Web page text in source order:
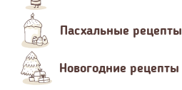
Пасхальные рецепты
Новогодние рецепты